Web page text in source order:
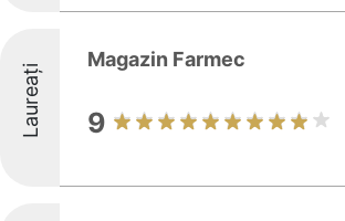
Laureați
Magazin Farmec
9